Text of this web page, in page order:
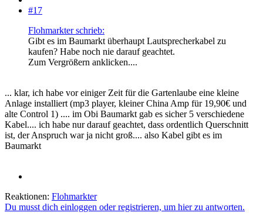
#17
Flohmarkter schrieb:
Gibt es im Baumarkt überhaupt Lautsprecherkabel zu
kaufen? Habe noch nie darauf geachtet.
Zum Vergrößern anklicken....
... klar, ich habe vor einiger Zeit für die Gartenlaube eine kleine
Anlage installiert (mp3 player, kleiner China Amp für 19,90€ und
alte Control 1) .... im Obi Baumarkt gab es sicher 5 verschiedene
Kabel.... ich habe nur darauf geachtet, dass ordentlich Querschnitt
ist, der Anspruch war ja nicht groß.... also Kabel gibt es im
Baumarkt
Reaktionen: Flohmarkter
Du musst dich einloggen oder registrieren, um hier zu antworten.